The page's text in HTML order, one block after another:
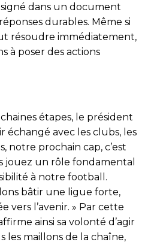
dans un document
durables. Même si
résoudre immédiatement,
à poser des actions
étapes, le président
échangé avec les clubs, les
notre prochain cap, c’est
jouez un rôle fondamental
à notre football.
bâtir une ligue forte,
l’avenir. » Par cette
ainsi sa volonté d’agir
les maillons de la chaîne,